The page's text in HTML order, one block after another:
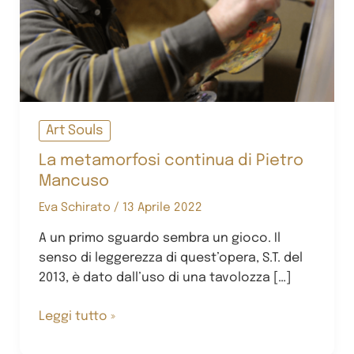
Art Souls
La metamorfosi continua di Pietro
Mancuso
Eva Schirato / 13 Aprile 2022
A un primo sguardo sembra un gioco. Il
senso di leggerezza di quest’opera, S.T. del
2013, è dato dall’uso di una tavolozza […]
La
Leggi tutto »